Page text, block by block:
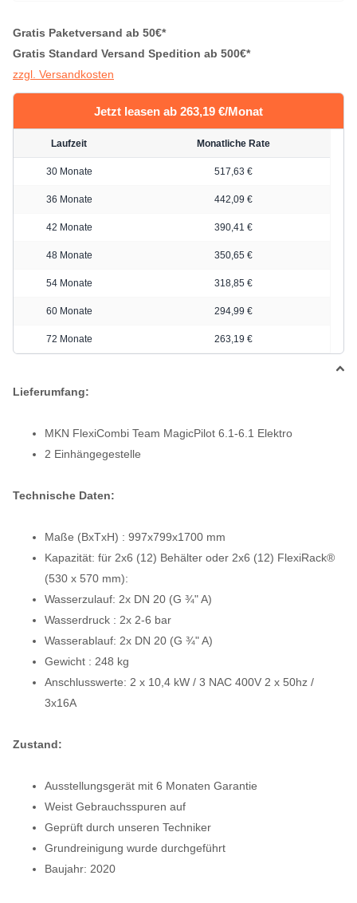
Gratis Paketversand ab 50€*
Gratis Standard Versand Spedition ab 500€*
zzgl. Versandkosten
Jetzt leasen ab 263,19 €/Monat
Laufzeit Monatliche Rate
30 Monate 517,63 €
36 Monate 442,09 €
42 Monate 390,41 €
48 Monate 350,65 €
54 Monate 318,85 €
60 Monate 294,99 €
72 Monate 263,19 €
Lieferumfang:
MKN FlexiCombi Team MagicPilot 6.1-6.1 Elektro
2 Einhängegestelle
Technische Daten:
Maße (BxTxH) : 997x799x1700 mm
Kapazität: für 2x6 (12) Behälter oder 2x6 (12) FlexiRack®
(530 x 570 mm):
Wasserzulauf: 2x DN 20 (G ¾" A)
Wasserdruck : 2x 2-6 bar
Wasserablauf: 2x DN 20 (G ¾" A)
Gewicht : 248 kg
Anschlusswerte: 2 x 10,4 kW / 3 NAC 400V 2 x 50hz /
3x16A
Zustand:
Ausstellungsgerät mit 6 Monaten Garantie
Weist Gebrauchsspuren auf
Geprüft durch unseren Techniker
Grundreinigung wurde durchgeführt
Baujahr: 2020